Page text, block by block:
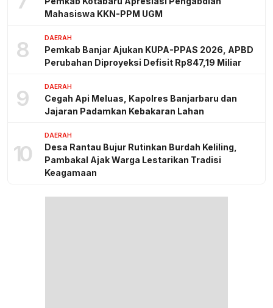
Mahasiswa KKN-PPM UGM
8 DAERAH
Pemkab Banjar Ajukan KUPA-PPAS 2026, APBD
Perubahan Diproyeksi Defisit Rp847,19 Miliar
9 DAERAH
Cegah Api Meluas, Kapolres Banjarbaru dan
Jajaran Padamkan Kebakaran Lahan
10
DAERAH
Desa Rantau Bujur Rutinkan Burdah Keliling,
Pambakal Ajak Warga Lestarikan Tradisi
Keagamaan